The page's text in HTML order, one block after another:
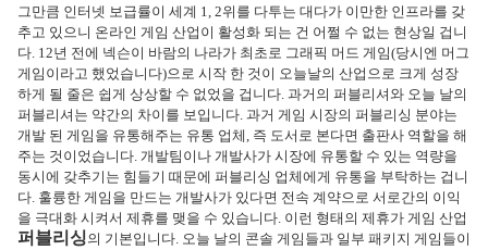
그만큼 인터넷 보급률이 세계 1, 2위를 다투는 대다가 이만한 인프라를 갖
추고 있으니 온라인 게임 산업이 활성화 되는 건 어쩔 수 없는 현상일 겁니
다. 12년 전에 넥슨이 바람의 나라가 최초로 그래픽 머드 게임(당시엔 머그
게임이라고 했었습니다)으로 시작 한 것이 오늘날의 산업으로 크게 성장
하게 될 줄은 쉽게 상상할 수 없었을 겁니다. 과거의 퍼블리셔와 오늘 날의
퍼블리셔는 약간의 차이를 보입니다. 과거 게임 시장의 퍼블리싱 분야는
개발 된 게임을 유통해주는 유통 업체, 즉 도서로 본다면 출판사 역할을 해
주는 것이었습니다. 개발팀이나 개발사가 시장에 유통할 수 있는 역량을
동시에 갖추기는 힘들기 때문에 퍼블리싱 업체에게 유통을 부탁하는 겁니
다. 훌륭한 게임을 만드는 개발사가 있다면 전속 계약으로 서로간의 이익
을 극대화 시켜서 제휴를 맺을 수 있습니다. 이런 형태의 제휴가 게임 산업
퍼블리싱의 기본입니다. 오늘 날의 콘솔 게임들과 일부 패키지 게임들이